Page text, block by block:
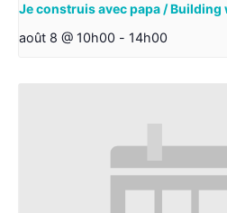
Je construis avec papa / Building
août 8 @ 10h00 - 14h00